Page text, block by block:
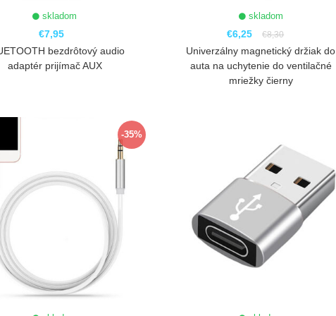
skladom
€7,95
bezdrôtový audio
adaptér prijímač AUX
skladom
€6,25 €8,30
Univerzálny magnetický držiak do
auta na uchytenie do ventilačné
mriežky čierny
-35%